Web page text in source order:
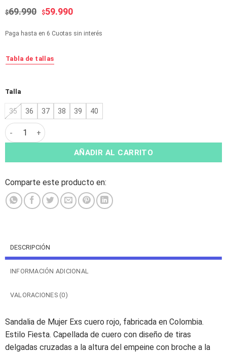
$69.990 El
original
$59.990El
actual
Paga hasta en 6 Cuotas sin interés
Tabla de tallas
Talla
35 36 37 38 39 40
Sandalia Exs Plataforma Cuero Roja cantidad
AÑADIR AL CARRITO
Alternative:
Comparte este producto en:
DESCRIPCIÓN
INFORMACIÓN ADICIONAL
VALORACIONES (0)
Sandalia de Mujer Exs cuero rojo, fabricada en Colombia.
Estilo Fiesta. Capellada de cuero con diseño de tiras
delgadas cruzadas a la altura del empeine con broche a la